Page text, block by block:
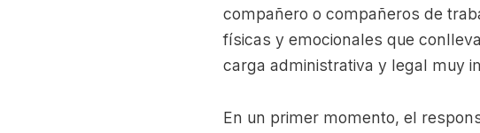
compañero o compañeros de
físicas y emocionales que
carga administrativa y legal muy
En un primer momento, el